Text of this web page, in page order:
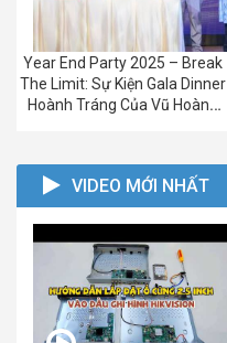
Year End Party 2025 – Break
The Limit: Sự Kiện Gala Dinner
Hoành Tráng Của Vũ Hoàng
VIDEO MỚI NHẤT